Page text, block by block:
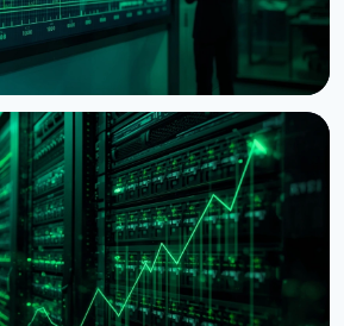
до 5% пропозиції Ethereum,
млрд